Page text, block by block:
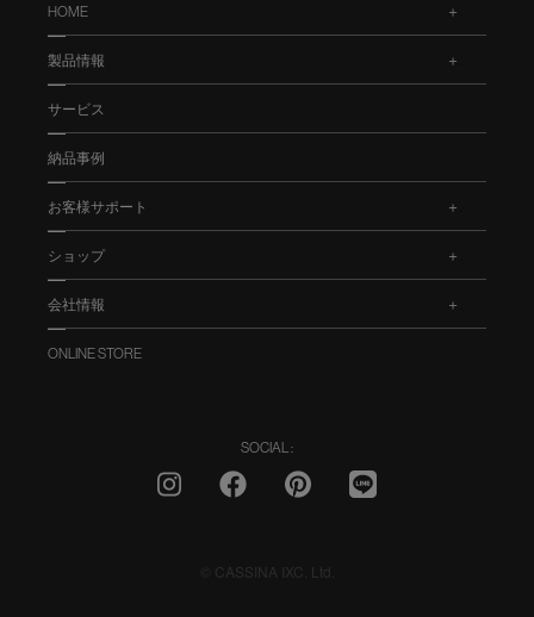
HOME
製品情報
サービス
納品事例
お客様サポート
ショップ
会社情報
ONLINE STORE
SOCIAL :
© CASSINA IXC. Ltd.